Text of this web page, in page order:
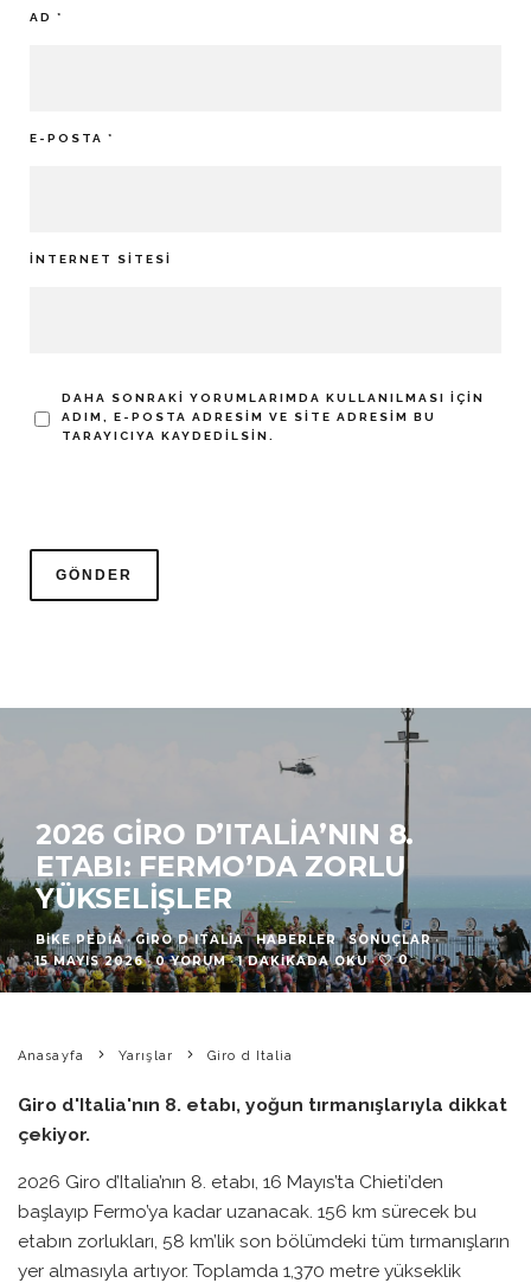
AD *
E-POSTA *
İNTERNET SITESI
DAHA SONRAKI YORUMLARIMDA KULLANILMASI IÇIN
ADIM, E-POSTA ADRESIM VE SITE ADRESIM BU
TARAYICIYA KAYDEDILSIN.
2026 GIRO D’ITALIA’NIN 8.
ETABI: FERMO’DA ZORLU
YÜKSELIŞLER
BIKE PEDIA · GIRO D ITALIA HABERLER SONUÇLAR ·
15 MAYIS 2026 · 0 YORUM · 1 DAKIKADA OKU · 0
Anasayfa Yarışlar Giro d Italia
Giro d'Italia'nın 8. etabı, yoğun tırmanışlarıyla dikkat
çekiyor.
2026 Giro d’Italia’nın 8. etabı, 16 Mayıs’ta Chieti’den
başlayıp Fermo’ya kadar uzanacak. 156 km sürecek bu
etabın zorlukları, 58 km’lik son bölümdeki tüm tırmanışların
yer almasıyla artıyor. Toplamda 1,370 metre yükseklik